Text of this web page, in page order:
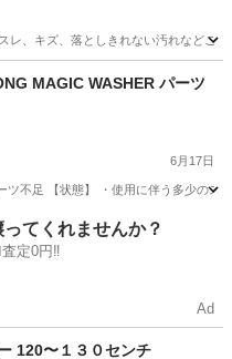
レ、キズ、落としきれない汚れなど
MAGIC WASHER パーツ
6月17日
ツ不足 【状態】 ・使用に伴う多少の
ってくれませんか？
定0円‼️
Ad
120〜１３０センチ